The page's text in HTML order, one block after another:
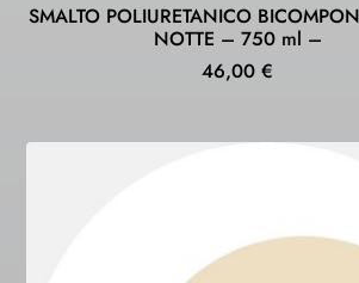
SMALTO POLIURETANICO
NOTTE – 750 ml –
46,00 €